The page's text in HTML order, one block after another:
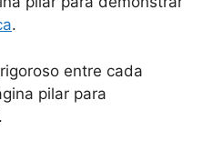
.
rigoroso entre cada
pilar para